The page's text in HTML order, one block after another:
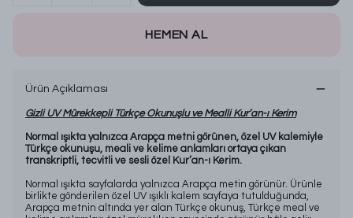
HEMEN AL
Ürün Açıklaması
Gizli UV Mürekkepli Türkçe Okunuşlu ve Mealli Kur’an-ı Kerim
Normal ışıkta yalnızca Arapça metni görünen, özel UV kalemiyle
Türkçe okunuşu, meali ve kelime anlamları ortaya çıkan
transkriptli, tecvitli ve sesli özel Kur’an-ı Kerim.
Normal ışıkta sayfalarda yalnızca Arapça metin görünür. Ürünle
birlikte gönderilen özel UV ışıklı kalem sayfaya tutulduğunda,
Arapça metnin altında yer alan Türkçe okunuş, Türkçe meal ve